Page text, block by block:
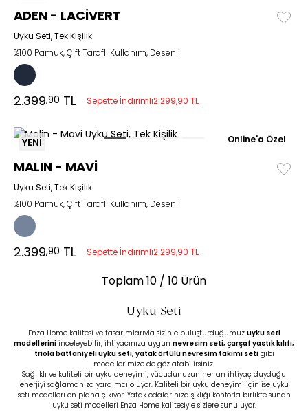
ADEN - LACİVERT
Uyku Seti, Tek Kişilik
%100 Pamuk, Çift Taraflı Kullanım, Desenli
2.399,90 TL Sepette İndirimli2.299,90 TL
YENİ Online'a Özel
MALIN - MAVİ
Uyku Seti, Tek Kişilik
%100 Pamuk, Çift Taraflı Kullanım, Desenli
2.399,90 TL Sepette İndirimli2.299,90 TL
Toplam10 / 10 Ürün
Uyku Seti
Enza Home kalitesi ve tasarımlarıyla sizinle buluşturduğumuz uyku seti
modellerini inceleyebilir, ihtiyacınıza uygun nevresim seti, çarşaf yastık kılıfı,
triola battaniyeli uyku seti, yatak örtülü nevresim takımı setigibi
modellerimize de göz atabilirsiniz.
Sağlıklı ve kaliteli bir uyku deneyimi, vücudunuzun her an ihtiyaç duyduğu
enerjiyi sağlamanıza yardımcı oluyor. Kaliteli bir uyku deneyimi için ise uyku
seti modelleri ön plana çıkıyor. Yatak odalarınıza şıklığı konforla birlikte sunan
uyku seti modelleri Enza Home kalitesiyle sizlere sunuluyor.